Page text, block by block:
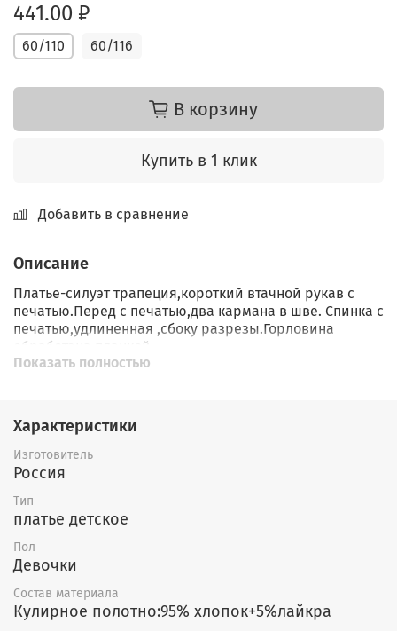
441.00 ₽
60/110 60/116
В корзину
Купить в 1 клик
Добавить в сравнение
Описание
Платье-силуэт трапеция,короткий втачной рукав с
печатью.Перед с печатью,два кармана в шве. Спинка с
печатью,удлиненная ,сбоку разрезы.Горловина
обработана планкой.
Показать полностью
Характеристики
Изготовитель
Россия
Тип
платье детское
Пол
Девочки
Состав материала
Кулирное полотно:95% хлопок+5%лайкра